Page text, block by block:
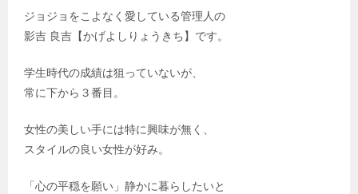
ジョジョをこよなく愛している管理人の
影吉 良吉【かげよしりょうきち】です。
学生時代の成績は狙っていないが、
常に下から３番目。
女性の美しい手には特に興味が無く、
スタイルの良い女性が好み。
「心の平穏を願い」静かに暮らしたいと